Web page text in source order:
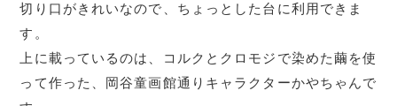
切り口がきれいなので、ちょっとした台に利用できま
す。
上に載っているのは、コルクとクロモジで染めた繭を使
って作った、岡谷童画館通りキャラクターかやちゃんで